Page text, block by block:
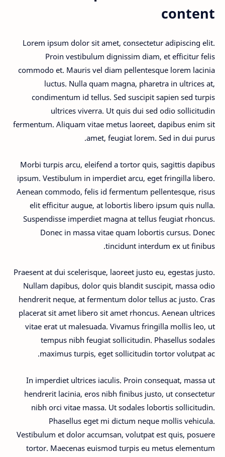
content
Lorem ipsum dolor sit amet, consectetur adipiscing elit.
Proin vestibulum dignissim diam, et efficitur felis
commodo et. Mauris vel diam pellentesque lorem lacinia
luctus. Nulla quam magna, pharetra in ultrices at,
condimentum id tellus. Sed suscipit sapien sed turpis
ultrices viverra. Ut quis dui sed odio sollicitudin
fermentum. Aliquam vitae metus laoreet, dapibus enim sit
amet, feugiat lorem. Sed in dui purus.
Morbi turpis arcu, eleifend a tortor quis, sagittis dapibus
ipsum. Vestibulum in imperdiet arcu, eget fringilla libero.
Aenean commodo, felis id fermentum pellentesque, risus
elit efficitur augue, at lobortis libero ipsum quis nulla.
Suspendisse imperdiet magna at tellus feugiat rhoncus.
Donec in massa vitae quam lobortis cursus. Donec
tincidunt interdum ex ut finibus.
Praesent at dui scelerisque, laoreet justo eu, egestas justo.
Nullam dapibus, dolor quis blandit suscipit, massa odio
hendrerit neque, at fermentum dolor tellus ac justo. Cras
placerat sit amet libero sit amet rhoncus. Aenean ultrices
vitae erat ut malesuada. Vivamus fringilla mollis leo, ut
tempus nibh feugiat sollicitudin. Phasellus sodales
maximus turpis, eget sollicitudin tortor volutpat ac.
In imperdiet ultrices iaculis. Proin consequat, massa ut
hendrerit lacinia, eros nibh finibus justo, ut consectetur
nibh orci vitae massa. Ut sodales lobortis sollicitudin.
Phasellus eget mi dictum neque mollis vehicula.
Vestibulum et dolor accumsan, volutpat est quis, posuere
tortor. Maecenas euismod turpis eu metus elementum